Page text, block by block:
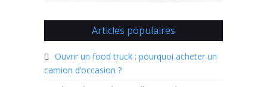
Articles populaires
Ouvrir un food truck : pourquoi acheter un
camion d’occasion ?